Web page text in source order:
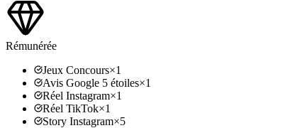
Rémunérée
Jeux Concours×1
Avis Google 5 étoiles×1
Réel Instagram×1
Réel TikTok×1
Story Instagram×5